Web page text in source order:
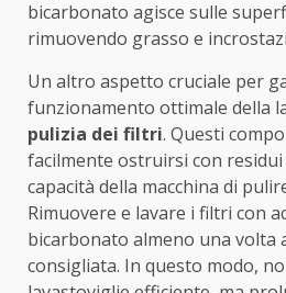
bicarbonato agisce sulle
rimuovendo grasso e
Un altro aspetto cruciale per
funzionamento ottimale della
pulizia dei filtri. Questi
facilmente ostruirsi con residui
capacità della macchina di
Rimuovere e lavare i filtri con
bicarbonato almeno una volta
consigliata. In questo modo,